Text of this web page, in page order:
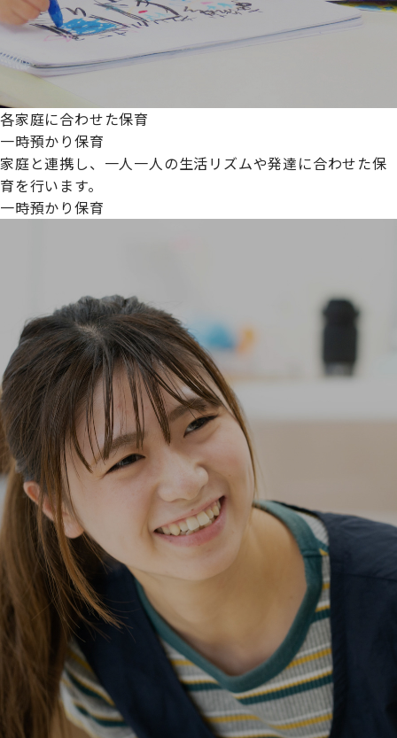
各家庭に合わせた保育
一時預かり保育
家庭と連携し、一人一人の生活リズムや発達に合わせた保
育を行います。
一時預かり保育